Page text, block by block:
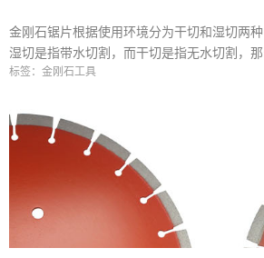
金刚石锯片根据使用环境分为干切和湿切两
湿切是指带水切割，而干切是指无水切割，
种不同的加工环境，金刚石锯片有什么区别吗
标签：金刚石工具